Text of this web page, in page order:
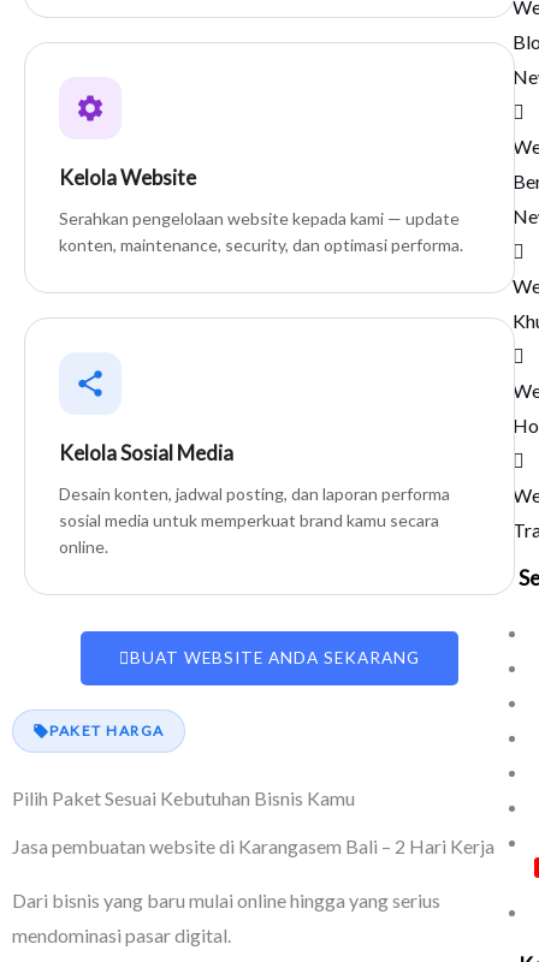
Kelola Website
Serahkan pengelolaan website kepada kami — update
konten, maintenance, security, dan optimasi performa.
Kelola Sosial Media
Desain konten, jadwal posting, dan laporan performa
sosial media untuk memperkuat brand kamu secara
online.
BUAT WEBSITE ANDA SEKARANG
PAKET HARGA
Pilih Paket Sesuai Kebutuhan Bisnis Kamu
Jasa pembuatan website di Karangasem Bali – 2 Hari Kerja
Dari bisnis yang baru mulai online hingga yang serius
mendominasi pasar digital.